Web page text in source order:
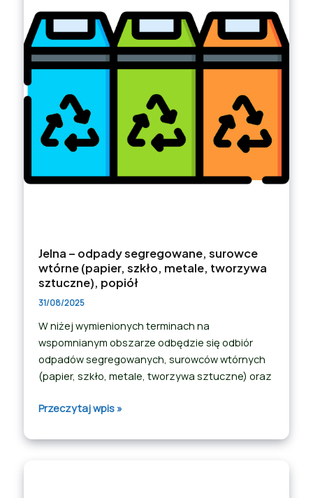
Jelna – odpady segregowane, surowce
wtórne (papier, szkło, metale, tworzywa
sztuczne), popiół
31/08/2025
W niżej wymienionych terminach na
wspomnianym obszarze odbędzie się odbiór
odpadów segregowanych, surowców wtórnych
(papier, szkło, metale, tworzywa sztuczne) oraz
Przeczytaj wpis »